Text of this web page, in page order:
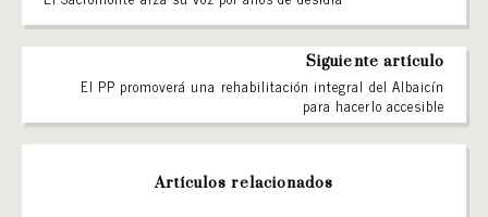
Siguiente artículo
El PP promoverá una rehabilitación integral del Albaicín
para hacerlo accesible
Artículos relacionados